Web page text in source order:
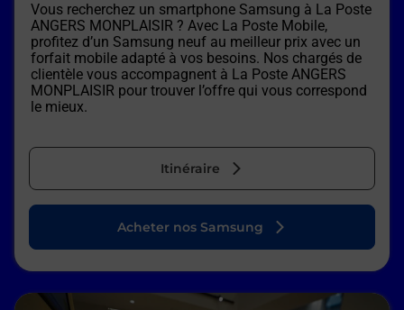
Vous recherchez un smartphone Samsung à La Poste
ANGERS MONPLAISIR ? Avec La Poste Mobile,
profitez d’un Samsung neuf au meilleur prix avec un
forfait mobile adapté à vos besoins. Nos chargés de
clientèle vous accompagnent à La Poste ANGERS
MONPLAISIR pour trouver l’offre qui vous correspond
le mieux.
Itinéraire
Acheter nos Samsung